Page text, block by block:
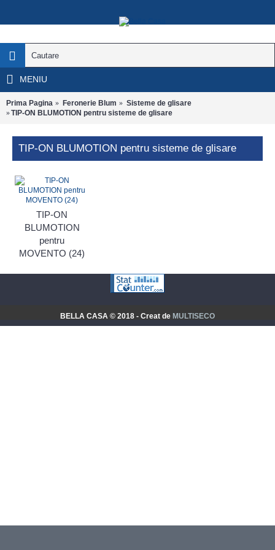
MENIU
Prima Pagina Feronerie Blum
Sisteme de glisare
TIP-ON BLUMOTION pentru sisteme de glisare
TIP-ON BLUMOTION pentru sisteme de glisare
TIP-ON
BLUMOTION
pentru
MOVENTO (24)
BELLA CASA © 2018 - Creat de MULTISECO